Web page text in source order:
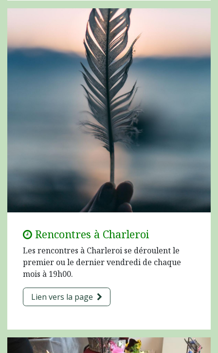
Rencontres à Charleroi
Les rencontres à Charleroi se déroulent le
premier ou le dernier vendredi de chaque
mois à 19h00.
Lien vers la page